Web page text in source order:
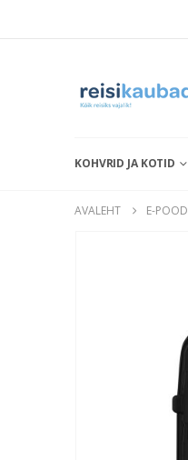
KOHVRID JA KOTID
AVALEHT E-POOD